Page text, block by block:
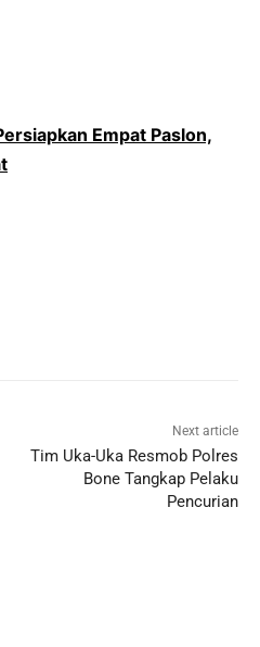
Empat Paslon,
Next article
Tim Uka-Uka Resmob Polres
Bone Tangkap Pelaku
Pencurian